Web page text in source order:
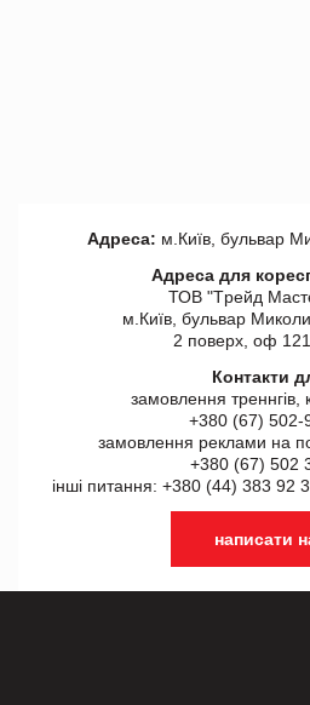
Адреса: м.Київ, бульвар
Адреса для
ТОВ "Tрейд
м.Київ, бульвар
2 поверх, оф
Контакти
замовлення треннгів,
+380 (67) 502-
замовлення реклами на
+380 (67) 502
інші питання: +380 (44) 383 92
написати